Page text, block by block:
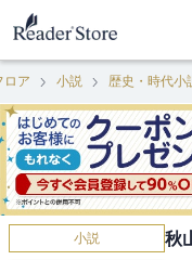
ロア 小説 歴史・時代小
小説 秋